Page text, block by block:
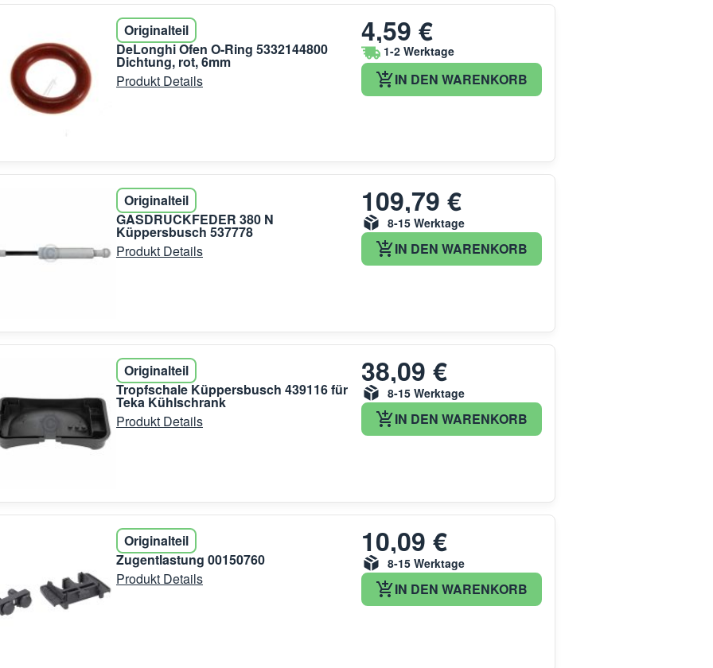
Originalteil
DeLonghi Ofen O-Ring 5332144800
Dichtung, rot, 6mm
Produkt Details
4,59 €
1-2 Werktage
IN DEN WARENKORB
Originalteil
GASDRUCKFEDER 380 N
Küppersbusch 537778
Produkt Details
109,79 €
8-15 Werktage
IN DEN WARENKORB
Originalteil
Tropfschale Küppersbusch 439116 für
Teka Kühlschrank
Produkt Details
38,09 €
8-15 Werktage
IN DEN WARENKORB
Originalteil
Zugentlastung 00150760
Produkt Details
10,09 €
8-15 Werktage
IN DEN WARENKORB